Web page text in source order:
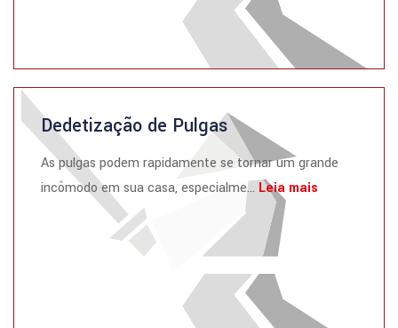
Dedetização de Pulgas
As pulgas podem rapidamente se tornar um grande
incômodo em sua casa, especialme... Leia mais